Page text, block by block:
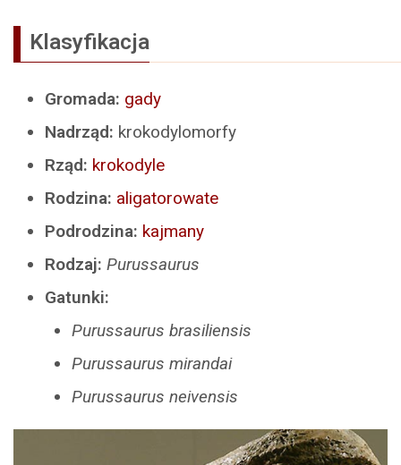
Klasyfikacja
Gromada: gady
Nadrząd: krokodylomorfy
Rząd: krokodyle
Rodzina: aligatorowate
Podrodzina: kajmany
Rodzaj: Purussaurus
Gatunki:
Purussaurus brasiliensis
Purussaurus mirandai
Purussaurus neivensis